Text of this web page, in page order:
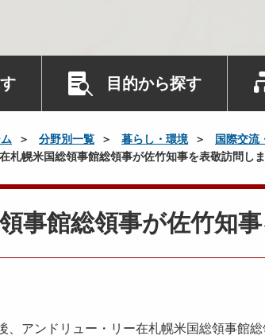
目的から探す
分野別一覧 暮らし・環境 国際交流
在札幌米国総領事館総領事が佐竹知事を表敬訪問し
事館総領事が佐竹知
アンドリュー・リー在札幌米国総領事館総